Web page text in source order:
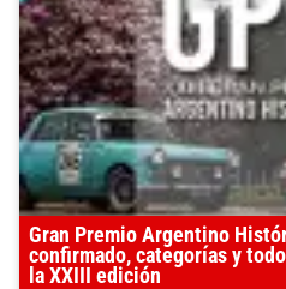
Gran Premio Argentino
confirmado, categorías y
la XXIII edición